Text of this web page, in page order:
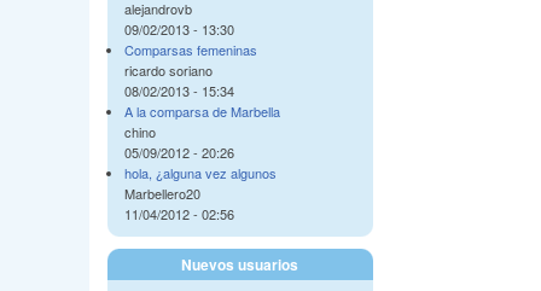
alejandrovb
09/02/2013 - 13:30
Comparsas femeninas
ricardo soriano
08/02/2013 - 15:34
A la comparsa de Marbella
chino
05/09/2012 - 20:26
hola, ¿alguna vez algunos
Marbellero20
11/04/2012 - 02:56
Nuevos usuarios